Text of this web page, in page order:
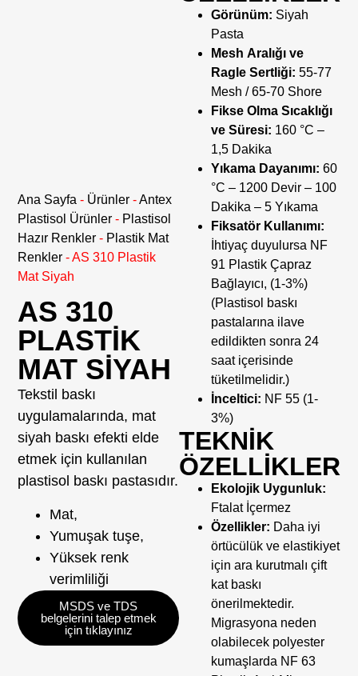
Ana Sayfa - Ürünler -Antex
Plastisol Ürünler - Plastisol
Hazır Renkler - Plastik Mat
Renkler -AS 310 Plastik
Mat Siyah
AS 310
PLASTIK
MAT SIYAH
Tekstil baskı
uygulamalarında, mat
siyah baskı efekti elde
etmek için kullanılan
plastisol baskı pastasıdır.
Mat,
Yumuşak tuşe,
Yüksek renk
verimliliği
MSDS ve TDS
belgelerini talep etmek
için tıklayınız
Görünüm: Siyah
Pasta
Mesh Aralığı ve
Ragle Sertliği: 55-77
Mesh / 65-70 Shore
Fikse Olma Sıcaklığı
ve Süresi: 160 °C –
1,5 Dakika
Yıkama Dayanımı: 60
°C – 1200 Devir – 100
Dakika – 5 Yıkama
Fiksatör Kullanımı:
İhtiyaç duyulursa NF
91 Plastik Çapraz
Bağlayıcı, (1-3%)
(Plastisol baskı
pastalarına ilave
edildikten sonra 24
saat içerisinde
tüketilmelidir.)
İnceltici: NF 55 (1-
3%)
TEKNİK
ÖZELLİKLER
Ekolojik Uygunluk:
Ftalat İçermez
Özellikler: Daha iyi
örtücülük ve elastikiyet
için ara kurutmalı çift
kat baskı
önerilmektedir.
Migrasyona neden
olabilecek polyester
kumaşlarda NF 63